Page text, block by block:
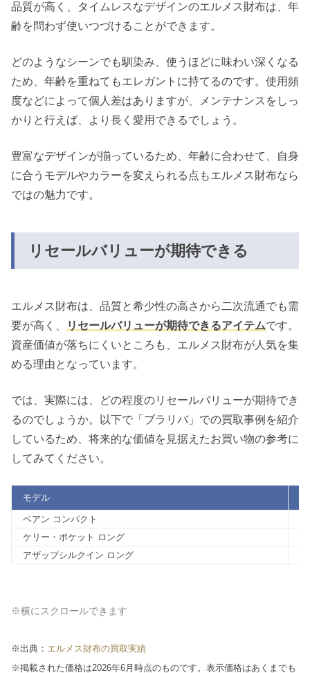
品質が高く、タイムレスなデザインのエルメス財布は、年
齢を問わず使いつづけることができます。
どのようなシーンでも馴染み、使うほどに味わい深くなる
ため、年齢を重ねてもエレガントに持てるのです。使用頻
度などによって個人差はありますが、メンテナンスをしっ
かりと行えば、より長く愛用できるでしょう。
豊富なデザインが揃っているため、年齢に合わせて、自身
に合うモデルやカラーを変えられる点もエルメス財布なら
ではの魅力です。
リセールバリューが期待できる
エルメス財布は、品質と希少性の高さから二次流通でも需
要が高く、
リセールバリューが期待できるアイテムです。
資産価値が落ちにくいところも、エルメス財布が人気を集
める理由となっています。
では、実際には、どの程度のリセールバリューが期待でき
るのでしょうか。以下で「ブラリバ」での買取事例を紹介
しているため、将来的な価値を見据えたお買い物の参考に
してみてください。
モデル
ベアン コンパクト
ケリー・ポケット ロング
アザップシルクイン ロング
※横にスクロールできます
※出典： エルメス財布の買取実績
※掲載された価格は2026年6月時点のものです。表示価格はあくまでも